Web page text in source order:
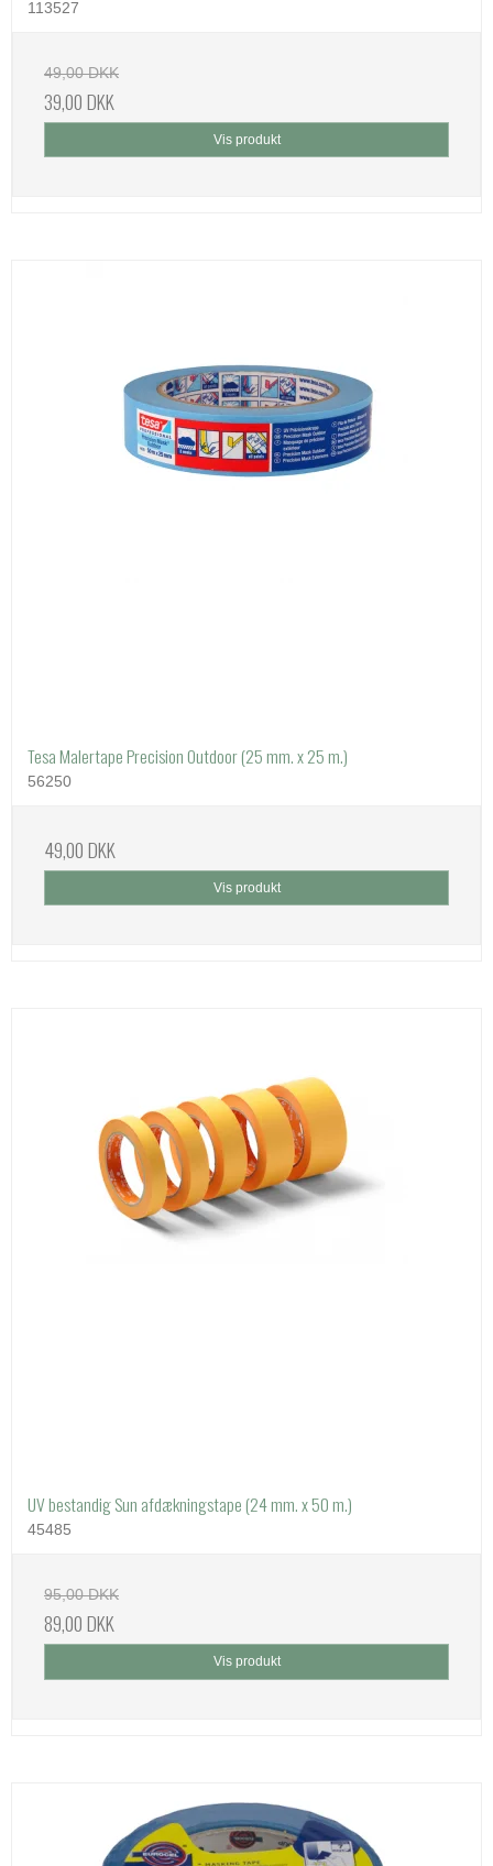
113527
49,00 DKK
39,00 DKK
Vis produkt
Tesa Malertape Precision Outdoor (25 mm. x 25 m.)
56250
49,00 DKK
Vis produkt
UV bestandig Sun afdækningstape (24 mm. x 50 m.)
45485
95,00 DKK
89,00 DKK
Vis produkt